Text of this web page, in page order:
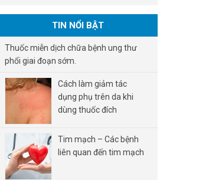
TIN NỔI BẬT
Thuốc miễn dịch chữa bệnh ung thư
phổi giai đoạn sớm.
Cách làm giảm tác
dụng phụ trên da khi
dùng thuốc đích
Tim mạch – Các bệnh
liên quan đến tim mạch